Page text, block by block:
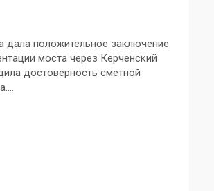
дала положительное заключение
моста через Керченский
достоверность сметной